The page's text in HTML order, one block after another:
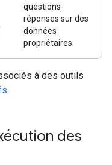
questions-
réponses sur des
données
propriétaires.
à des outils
.
des